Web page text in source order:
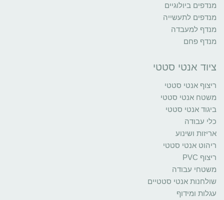
מנדפים ביולוגיים
מנדפים לתעשייה
מנדף למעבדה
מנדף פחם
ציוד אנטי סטטי
ריצוף אנטי סטטי
משטח אנטי סטטי
ביגוד אנטי סטטי
כלי עבודה
אריזות ושינוע
ריהוט אנטי סטטי
ריצוף PVC
משטחי עבודה
שולחנות אנטי סטטיים
עגלות ומידוף